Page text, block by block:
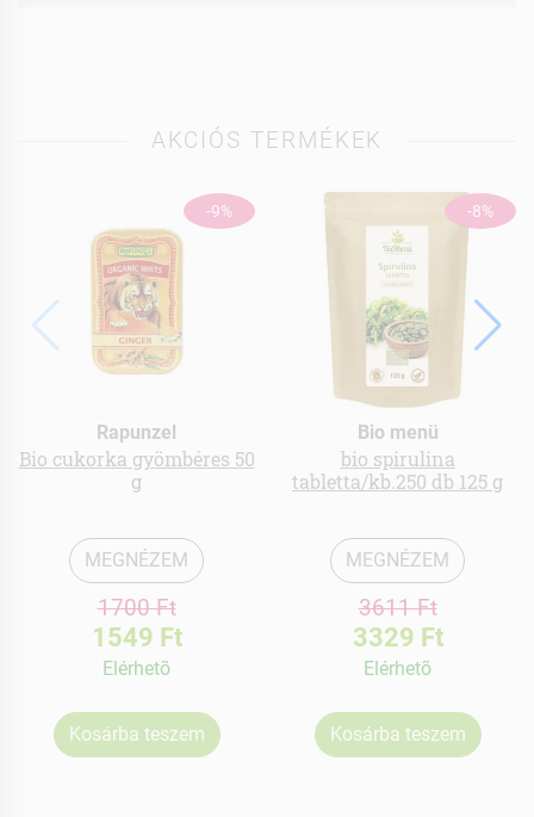
AKCIÓS TERMÉKEK
-9%
Rapunzel
Bio cukorka gyömbéres 50
g
MEGNÉZEM
1700 Ft
1549 Ft
Elérhetõ
Kosárba teszem
-8%
Bio menü
bio spirulina
tabletta/kb.250 db 125 g
MEGNÉZEM
3611 Ft
3329 Ft
Elérhetõ
Kosárba teszem